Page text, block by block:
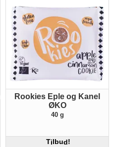
Rookies Eple og Kanel
ØKO
40 g
Tilbud!